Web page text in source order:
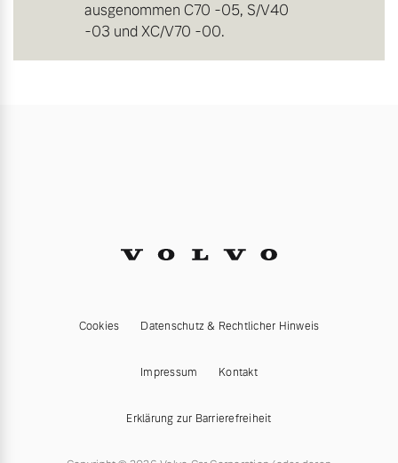
ausgenommen C70 -05, S/V40
-03 und XC/V70 -00.
Cookies Datenschutz & Rechtlicher Hinweis
Impressum Kontakt
Erklärung zur Barrierefreiheit